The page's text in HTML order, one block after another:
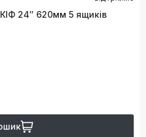
24″ 620мм 5 ящиків